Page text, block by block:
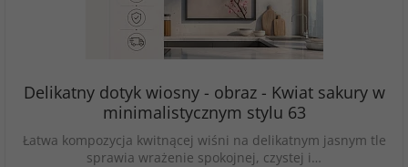
Delikatny dotyk wiosny - obraz - Kwiat sakury w
minimalistycznym stylu 63
Łatwa kompozycja kwitnącej wiśni na delikatnym jasnym tle
sprawia wrażenie spokojnej, czystej i…